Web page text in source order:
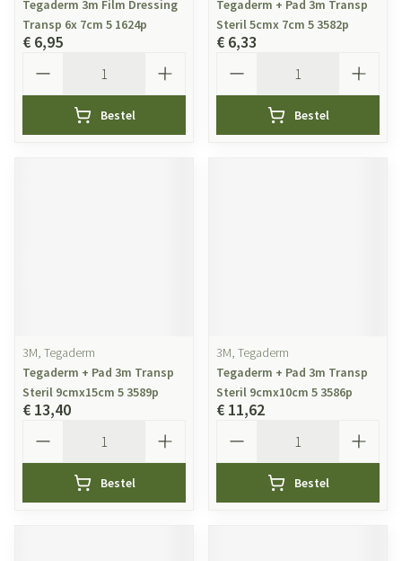
Tegaderm 3m Film Dressing
Transp 6x 7cm 5 1624p
€ 6,95
Bestel
Tegaderm + Pad 3m Transp
Steril 5cmx 7cm 5 3582p
€ 6,33
Bestel
3M, Tegaderm
Tegaderm + Pad 3m Transp
Steril 9cmx15cm 5 3589p
€ 13,40
Bestel
3M, Tegaderm
Tegaderm + Pad 3m Transp
Steril 9cmx10cm 5 3586p
€ 11,62
Bestel